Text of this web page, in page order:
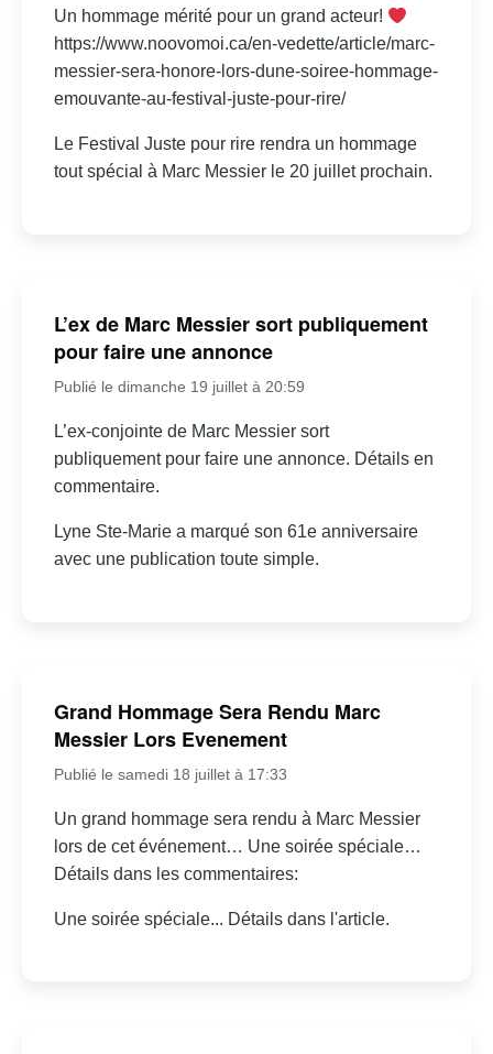
Un hommage mérité pour un grand acteur!
https://www.noovomoi.ca/en-vedette/article/marc-
messier-sera-honore-lors-dune-soiree-hommage-
emouvante-au-festival-juste-pour-rire/
Le Festival Juste pour rire rendra un hommage
tout spécial à Marc Messier le 20 juillet prochain.
L’ex de Marc Messier sort publiquement
pour faire une annonce
Publié le dimanche 19 juillet à 20:59
L’ex-conjointe de Marc Messier sort
publiquement pour faire une annonce. Détails en
commentaire.
Lyne Ste-Marie a marqué son 61e anniversaire
avec une publication toute simple.
Grand Hommage Sera Rendu Marc
Messier Lors Evenement
Publié le samedi 18 juillet à 17:33
Un grand hommage sera rendu à Marc Messier
lors de cet événement… Une soirée spéciale…
Détails dans les commentaires:
Une soirée spéciale... Détails dans l'article.